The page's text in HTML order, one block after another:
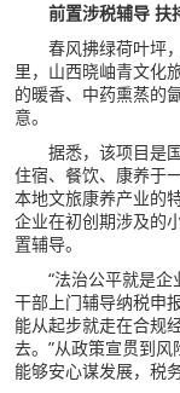
前置涉税辅导 扶
春风拂绿荷叶坪
里，山西晓岫青文化
的暖香、中药熏蒸的
意。
据悉，该项目是
住宿、餐饮、康养于
本地文旅康养产业的
企业在初创期涉及的
置辅导。
“法治公平就是企
干部上门辅导纳税申
能从起步就走在合规
去。”从政策宣贯到
能够安心谋发展，税